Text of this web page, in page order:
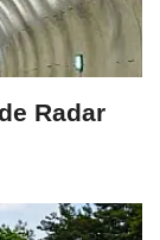
Radar